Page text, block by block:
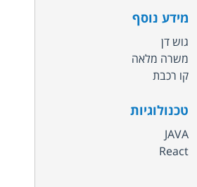
מידע נוסף
גוש דן
משרה מלאה
קו רכבת
טכנולוגיות
JAVA
React